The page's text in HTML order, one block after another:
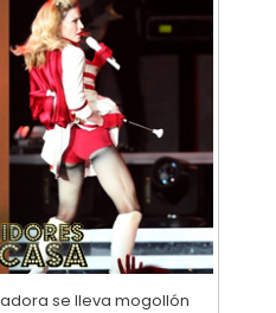
se lleva mogollón